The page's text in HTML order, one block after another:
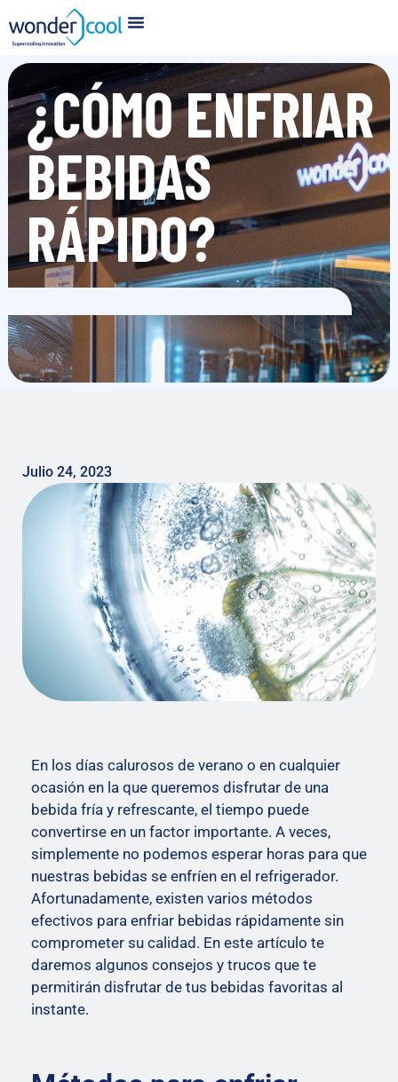
¿CÓMO ENFRIAR
BEBIDAS
RÁPIDO?
Julio 24, 2023
En los días calurosos de verano o en cualquier
ocasión en la que queremos disfrutar de una
bebida fría y refrescante, el tiempo puede
convertirse en un factor importante. A veces,
simplemente no podemos esperar horas para que
nuestras bebidas se enfríen en el refrigerador.
Afortunadamente, existen varios métodos
efectivos para enfriar bebidas rápidamente sin
comprometer su calidad. En este artículo te
daremos algunos consejos y trucos que te
permitirán disfrutar de tus bebidas favoritas al
instante.